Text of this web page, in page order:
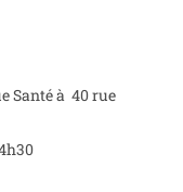
Santé à 40 rue